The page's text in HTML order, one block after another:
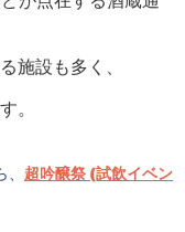
施設も多く、
。
超吟醸祭 (試飲イベン